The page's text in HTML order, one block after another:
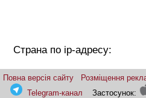
Страна по ip-адресу:
Повна версія сайту Розміщення
Telegram-канал
Застосунок: